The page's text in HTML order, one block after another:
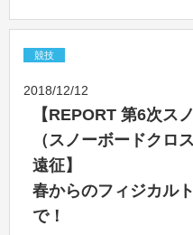
競技
2018/12/12
【REPORT 第6次ス
（スノーボードクロ
遠征】
春からのフィジカル
で！